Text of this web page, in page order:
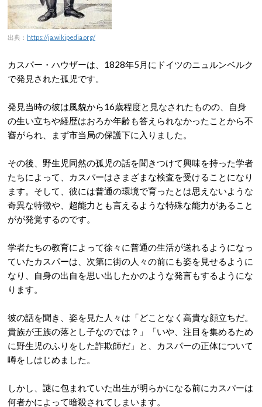
出典： https://ja.wikipedia.org/
カスパー・ハウザーは、1828年5月にドイツのニュルンベルク
で発見された孤児です。
発見当時の彼は風貌から16歳程度と見なされたものの、自身
の生い立ちや経歴はおろか年齢も答えられなかったことから不
審がられ、まず市当局の保護下に入りました。
その後、野生児同然の孤児の話を聞きつけて興味を持った学者
たちによって、カスパーはさまざまな検査を受けることになり
ます。そして、彼には普通の環境で育ったとは思えないような
奇異な特徴や、超能力とも言えるような特殊な能力があること
がが発覚するのです。
学者たちの教育によって徐々に普通の生活が送れるようになっ
ていたカスパーは、次第に街の人々の前にも姿を見せるように
なり、自身の出自を思い出したかのような発言もするようにな
ります。
彼の話を聞き、姿を見た人々は「どことなく高貴な顔立ちだ。
貴族が王族の落とし子なのでは？」「いや、注目を集めるため
に野生児のふりをした詐欺師だ」と、カスパーの正体について
噂をしはじめました。
しかし、謎に包まれていた出生が明らかになる前にカスパーは
何者かによって暗殺されてしまいます。